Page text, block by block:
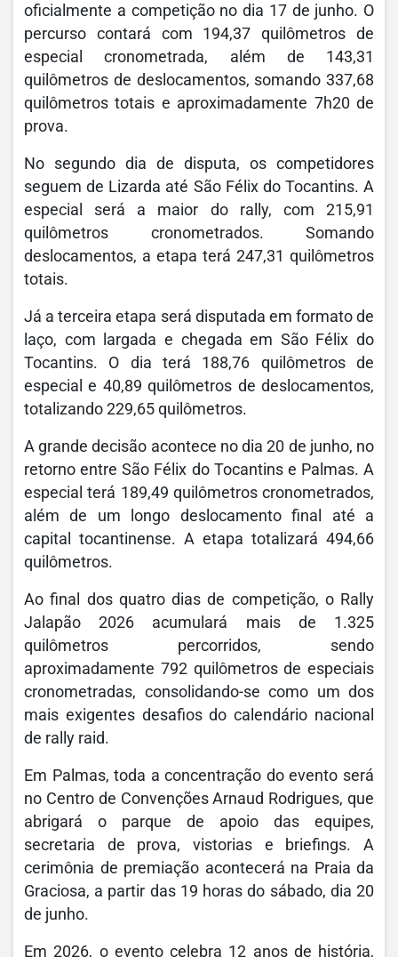
oficialmente a competição no dia 17 de junho. O
percurso contará com 194,37 quilômetros de
especial cronometrada, além de 143,31
quilômetros de deslocamentos, somando 337,68
quilômetros totais e aproximadamente 7h20 de
prova.
No segundo dia de disputa, os competidores
seguem de Lizarda até São Félix do Tocantins. A
especial será a maior do rally, com 215,91
quilômetros cronometrados. Somando
deslocamentos, a etapa terá 247,31 quilômetros
totais.
Já a terceira etapa será disputada em formato de
laço, com largada e chegada em São Félix do
Tocantins. O dia terá 188,76 quilômetros de
especial e 40,89 quilômetros de deslocamentos,
totalizando 229,65 quilômetros.
A grande decisão acontece no dia 20 de junho, no
retorno entre São Félix do Tocantins e Palmas. A
especial terá 189,49 quilômetros cronometrados,
além de um longo deslocamento final até a
capital tocantinense. A etapa totalizará 494,66
quilômetros.
Ao final dos quatro dias de competição, o Rally
Jalapão 2026 acumulará mais de 1.325
quilômetros percorridos, sendo
aproximadamente 792 quilômetros de especiais
cronometradas, consolidando-se como um dos
mais exigentes desafios do calendário nacional
de rally raid.
Em Palmas, toda a concentração do evento será
no Centro de Convenções Arnaud Rodrigues, que
abrigará o parque de apoio das equipes,
secretaria de prova, vistorias e briefings. A
cerimônia de premiação acontecerá na Praia da
Graciosa, a partir das 19 horas do sábado, dia 20
de junho.
Em 2026, o evento celebra 12 anos de história,